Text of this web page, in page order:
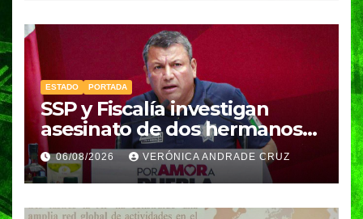
ESTADO PORTADA
SSP y Fiscalía investigan
asesinato de dos hermanos
en Huixcolotla; refuerzan
seguridad en la Central de
Abasto
06/08/2026 VERÓNICA ANDRADE CRUZ